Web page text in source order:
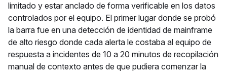
limitado y estar anclado de forma verificable en los datos
controlados por el equipo. El primer lugar donde se probó
la barra fue en una detección de identidad de mainframe
de alto riesgo donde cada alerta le costaba al equipo de
respuesta a incidentes de 10 a 20 minutos de recopilación
manual de contexto antes de que pudiera comenzar la